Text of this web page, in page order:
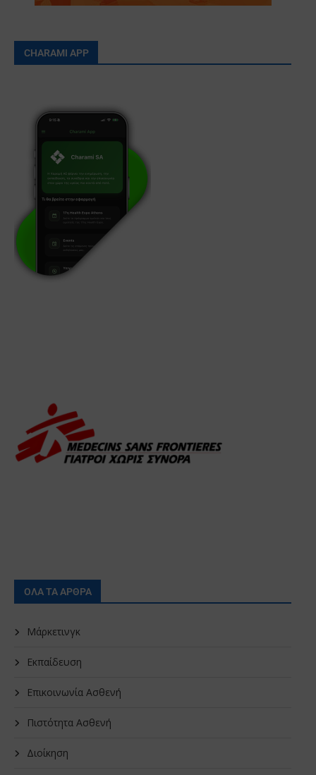
CHARAMI APP
ΟΛΑ ΤΑ ΑΡΘΡΑ
Μάρκετινγκ
Εκπαίδευση
Επικοινωνία Ασθενή
Πιστότητα Ασθενή
Διοίκηση